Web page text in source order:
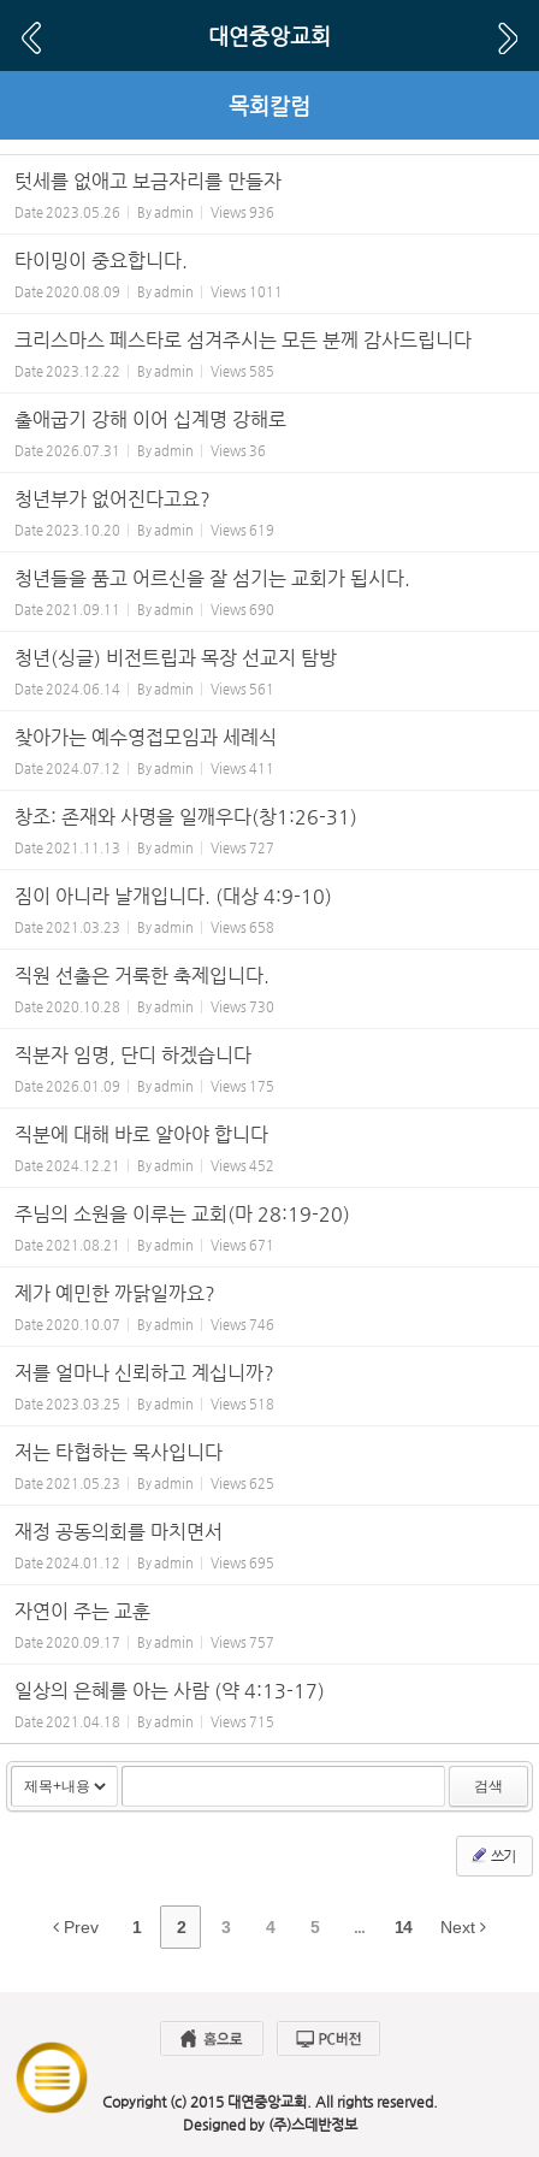
대연중앙교회
목회칼럼
텃세를 없애고 보금자리를 만들자
Date 2023.05.26 Byadmin Views 936
타이밍이 중요합니다.
Date 2020.08.09 Byadmin Views 1011
크리스마스 페스타로 섬겨주시는 모든 분께 감사드립니다
Date 2023.12.22 Byadmin Views 585
출애굽기 강해 이어 십계명 강해로
Date 2026.07.31 Byadmin Views 36
청년부가 없어진다고요?
Date 2023.10.20 Byadmin Views 619
청년들을 품고 어르신을 잘 섬기는 교회가 됩시다.
Date 2021.09.11 Byadmin Views 690
청년(싱글) 비전트립과 목장 선교지 탐방
Date 2024.06.14 Byadmin Views 561
찾아가는 예수영접모임과 세례식
Date 2024.07.12 Byadmin Views 411
창조: 존재와 사명을 일깨우다(창1:26-31)
Date 2021.11.13 Byadmin Views 727
짐이 아니라 날개입니다. (대상 4:9-10)
Date 2021.03.23 Byadmin Views 658
직원 선출은 거룩한 축제입니다.
Date 2020.10.28 Byadmin Views 730
직분자 임명, 단디 하겠습니다
Date 2026.01.09 Byadmin Views 175
직분에 대해 바로 알아야 합니다
Date 2024.12.21 Byadmin Views 452
주님의 소원을 이루는 교회(마 28:19-20)
Date 2021.08.21 Byadmin Views 671
제가 예민한 까닭일까요?
Date 2020.10.07 Byadmin Views 746
저를 얼마나 신뢰하고 계십니까?
Date 2023.03.25 Byadmin Views 518
저는 타협하는 목사입니다
Date 2021.05.23 Byadmin Views 625
재정 공동의회를 마치면서
Date 2024.01.12 Byadmin Views 695
자연이 주는 교훈
Date 2020.09.17 Byadmin Views 757
일상의 은혜를 아는 사람 (약 4:13-17)
Date 2021.04.18 Byadmin Views 715
검색
쓰기
Prev 1 2 3 4 5 ... 14 Next
Copyright (c) 2015 대연중앙교회. All rights reserved.
Designed by (주)스데반정보